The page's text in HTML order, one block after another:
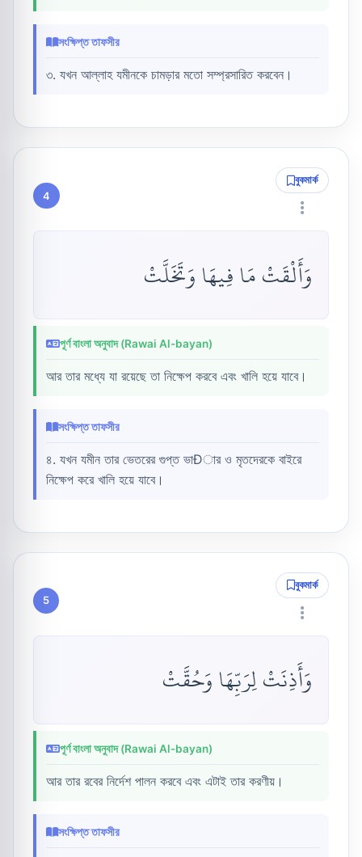
সংক্ষিপ্ত তাফসীর
৩. যখন আল্লাহ যমীনকে চামড়ার মতো সম্প্রসারিত করবেন।
4
বুকমার্ক
وَأَلْقَتْ مَا فِيهَا وَتَخَلَّتْ
পূর্ণ বাংলা অনুবাদ (Rawai Al-bayan)
আর তার মধ্যে যা রয়েছে তা নিক্ষেপ করবে এবং খালি হয়ে যাবে।
সংক্ষিপ্ত তাফসীর
৪. যখন যমীন তার ভেতরের গুপ্ত ভাÐার ও মৃতদেরকে বাইরে
নিক্ষেপ করে খালি হয়ে যাবে।
5
বুকমার্ক
وَأَذِنَتْ لِرَبِّهَا وَحُقَّتْ
পূর্ণ বাংলা অনুবাদ (Rawai Al-bayan)
আর তার রবের নির্দেশ পালন করবে এবং এটাই তার করণীয়।
সংক্ষিপ্ত তাফসীর